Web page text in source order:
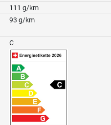
111 g/km
93 g/km
C